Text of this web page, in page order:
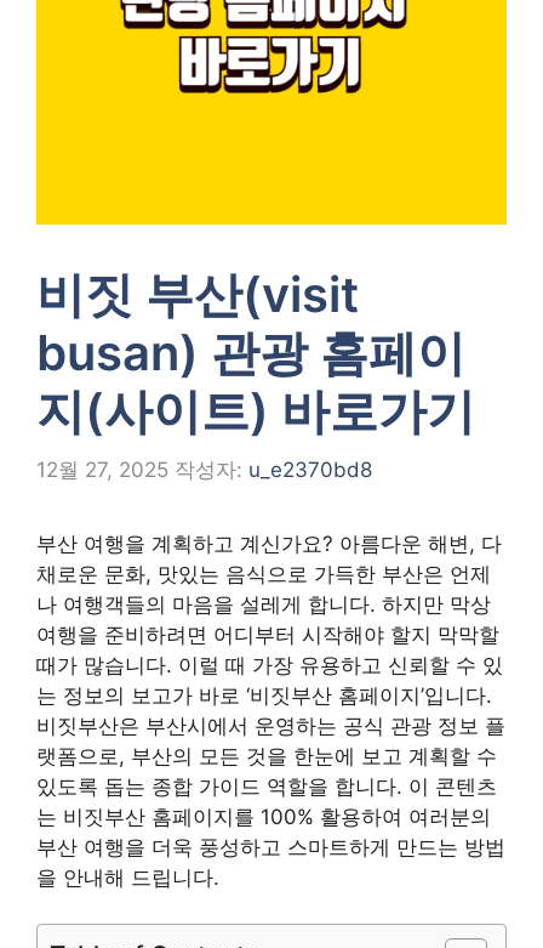
비짓 부산(visit
busan) 관광 홈페이
지(사이트) 바로가기
12월 27, 2025 작성자: u_e2370bd8
부산 여행을 계획하고 계신가요? 아름다운 해변, 다
채로운 문화, 맛있는 음식으로 가득한 부산은 언제
나 여행객들의 마음을 설레게 합니다. 하지만 막상
여행을 준비하려면 어디부터 시작해야 할지 막막할
때가 많습니다. 이럴 때 가장 유용하고 신뢰할 수 있
는 정보의 보고가 바로 ‘비짓부산 홈페이지’입니다.
비짓부산은 부산시에서 운영하는 공식 관광 정보 플
랫폼으로, 부산의 모든 것을 한눈에 보고 계획할 수
있도록 돕는 종합 가이드 역할을 합니다. 이 콘텐츠
는 비짓부산 홈페이지를 100% 활용하여 여러분의
부산 여행을 더욱 풍성하고 스마트하게 만드는 방법
을 안내해 드립니다.